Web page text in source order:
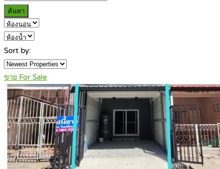
ค้นหา
Sort by:
ขาย For Sale